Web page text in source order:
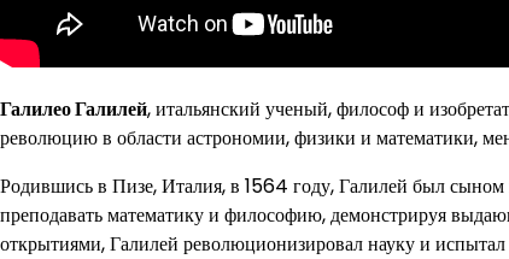
Галилео Галилей, итальянский ученый, философ и
революцию в области астрономии, физики и математики,
Родившись в Пизе, Италия, в 1564 году, Галилей был сыном
преподавать математику и философию, демонстрируя
открытиями, Галилей революционизировал науку и